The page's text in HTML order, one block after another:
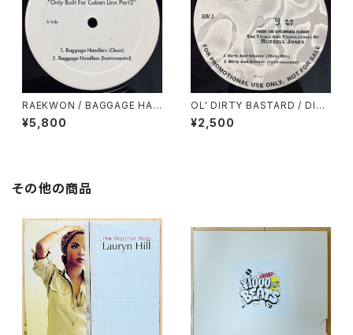
RAEKWON / BAGGAGE HAN
DLERS
¥5,800
OL' DIRTY BASTARD / DIRT
Y & STINKIN'
¥2,500
その他の商品